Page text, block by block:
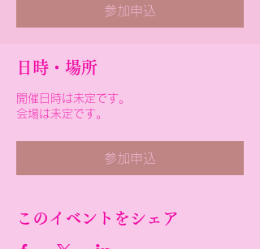
参加申込
日時・場所
開催日時は未定です。
会場は未定です。
参加申込
このイベントをシェア